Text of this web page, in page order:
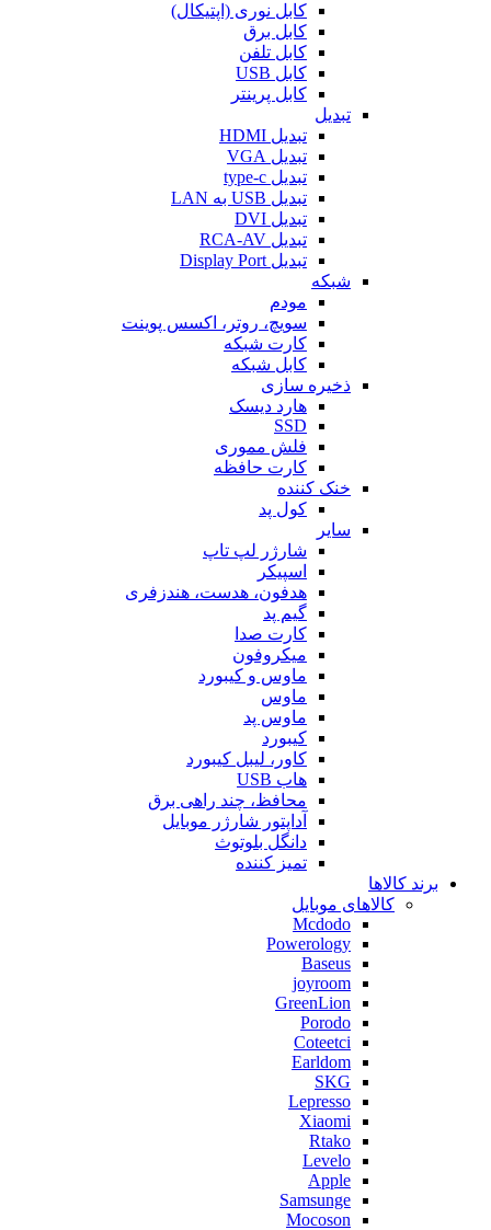
کابل نوری (اپتیکال)
کابل برق
کابل تلفن
کابل USB
کابل پرینتر
تبدیل
تبدیل HDMI
تبدیل VGA
تبدیل type-c
تبدیل USB به LAN
تبدیل DVI
تبدیل RCA-AV
تبدیل Display Port
شبکه
مودم
سویچ، روتر، اکسس پوینت
کارت شبکه
کابل شبکه
ذخیره سازی
هارد دیسک
SSD
فلش مموری
کارت حافظه
خنک کننده
کول پد
سایر
شارژر لپ تاپ
اسپیکر
هدفون، هدست، هندزفری
گیم پد
کارت صدا
میکروفون
ماوس و کیبورد
ماوس
ماوس پد
کیبورد
کاور، لیبل کیبورد
هاب USB
محافظ، چند راهی برق
آداپتور شارژر موبایل
دانگل بلوتوث
تمیز کننده
برند کالاها
کالاهای موبایل
Mcdodo
Powerology
Baseus
joyroom
GreenLion
Porodo
Coteetci
Earldom
SKG
Lepresso
Xiaomi
Rtako
Levelo
Apple
Samsunge
Mocoson